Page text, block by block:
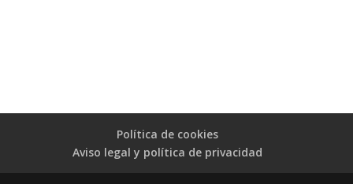
Política de cookies
Aviso legal y política de privacidad